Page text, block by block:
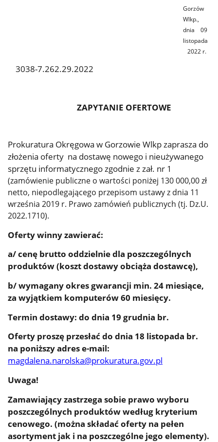
Gorzów
Wlkp.,
dnia 09
listopada
2022 r.
3038-7.262.29.2022
ZAPYTANIE OFERTOWE
Prokuratura Okręgowa w Gorzowie Wlkp zaprasza do
złożenia oferty na dostawę nowego i nieużywanego
sprzętu informatycznego zgodnie z zał. nr 1
(zamówienie publiczne o wartości poniżej 130 000,00 zł
netto, niepodlegającego przepisom ustawy z dnia 11
września 2019 r. Prawo zamówień publicznych (tj. Dz.U.
2022.1710).
Oferty winny zawierać:
a/ cenę brutto oddzielnie dla poszczególnych
produktów (koszt dostawy obciąża dostawcę),
b/ wymagany okres gwarancji min. 24 miesiące,
za wyjątkiem komputerów 60 miesięcy.
Termin dostawy: do dnia 19 grudnia br.
Oferty proszę przesłać do dnia 18 listopada br.
na poniższy adres e-mail:
magdalena.narolska@prokuratura.gov.pl
Uwaga!
Zamawiający zastrzega sobie prawo wyboru
poszczególnych produktów według kryterium
cenowego. (można składać oferty na pełen
asortyment jak i na poszczególne jego elementy).